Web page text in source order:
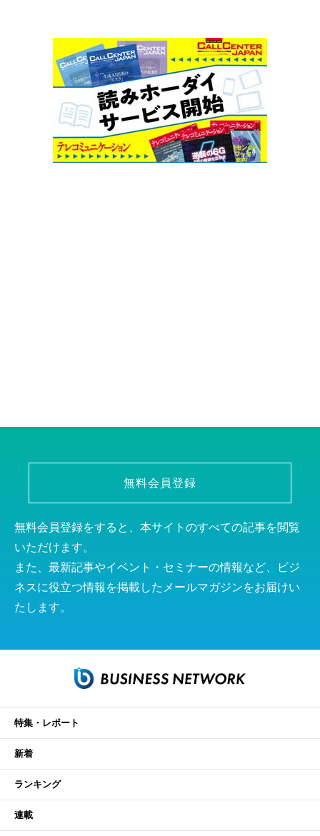
無料会員登録
無料会員登録をすると、本サイトのすべての記事を閲覧
いただけます。
また、最新記事やイベント・セミナーの情報など、ビジ
ネスに役立つ情報を掲載したメールマガジンをお届けい
たします。
特集・レポート
新着
ランキング
連載